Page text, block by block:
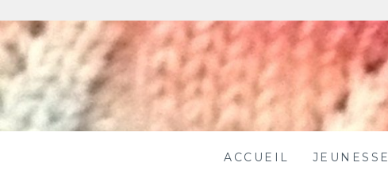
Skip
to
content
ACCUEIL JEUNESSE